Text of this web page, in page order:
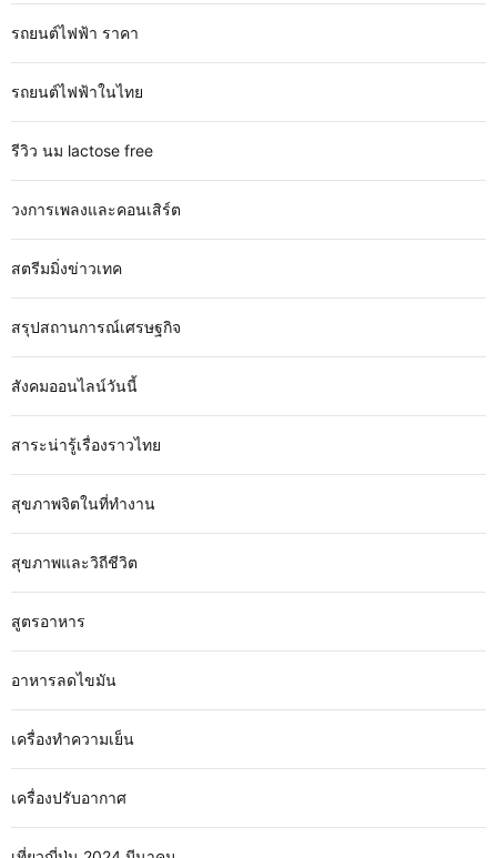
รถยนต์ไฟฟ้า ราคา
รถยนต์ไฟฟ้าในไทย
รีวิว นม lactose free
วงการเพลงและคอนเสิร์ต
สตรีมมิ่งข่าวเทค
สรุปสถานการณ์เศรษฐกิจ
สังคมออนไลน์วันนี้
สาระน่ารู้เรื่องราวไทย
สุขภาพจิตในที่ทำงาน
สุขภาพและวิถีชีวิต
สูตรอาหาร
อาหารลดไขมัน
เครื่องทำความเย็น
เครื่องปรับอากาศ